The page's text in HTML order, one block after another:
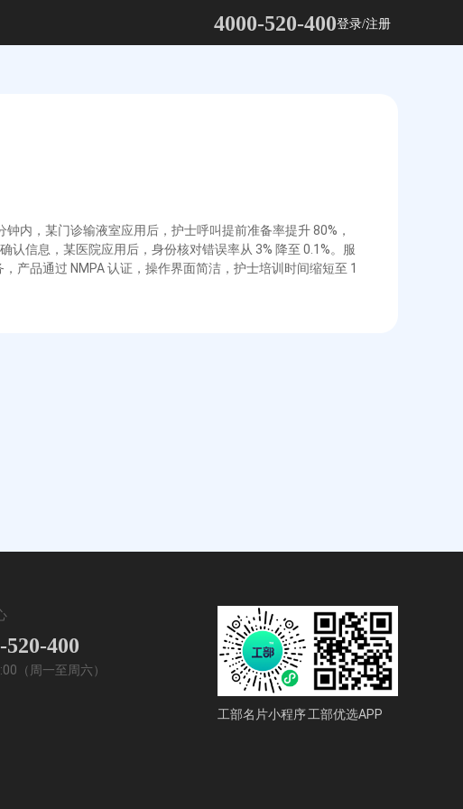
4000-520-400登录/注册
内，某门诊输液室应用后，护士呼叫提前准备率提升 80%，
认信息，某医院应用后，身份核对错误率从 3% 降至 0.1%。服
产品通过 NMPA 认证，操作界面简洁，护士培训时间缩短至 1
520-400
（周一至周六）
工部名片小程序工部优选APP